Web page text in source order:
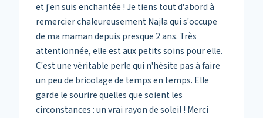
et j'en suis enchantée ! Je tiens tout d'abord à
remercier chaleureusement Najla qui s'occupe
de ma maman depuis presque 2 ans. Très
attentionnée, elle est aux petits soins pour elle.
C'est une véritable perle qui n'hésite pas à faire
un peu de bricolage de temps en temps. Elle
garde le sourire quelles que soient les
circonstances : un vrai rayon de soleil ! Merci